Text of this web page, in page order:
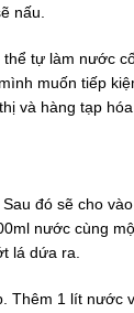
nấu.
tự làm nước
muốn tiếp
và hàng tạp
đó sẽ cho
nước cùng
lá dứa ra.
Thêm 1 lít